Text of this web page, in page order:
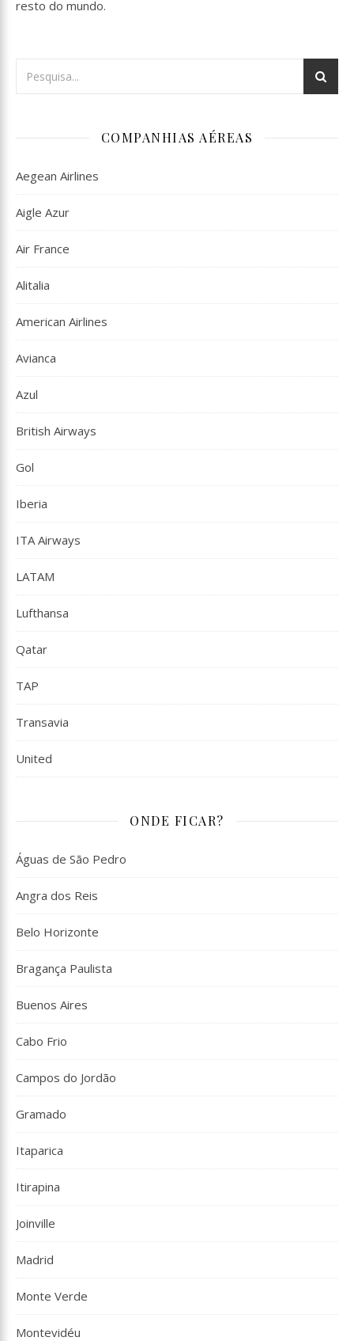
resto do mundo.
COMPANHIAS AÉREAS
Aegean Airlines
Aigle Azur
Air France
Alitalia
American Airlines
Avianca
Azul
British Airways
Gol
Iberia
ITA Airways
LATAM
Lufthansa
Qatar
TAP
Transavia
United
ONDE FICAR?
Águas de São Pedro
Angra dos Reis
Belo Horizonte
Bragança Paulista
Buenos Aires
Cabo Frio
Campos do Jordão
Gramado
Itaparica
Itirapina
Joinville
Madrid
Monte Verde
Montevidéu